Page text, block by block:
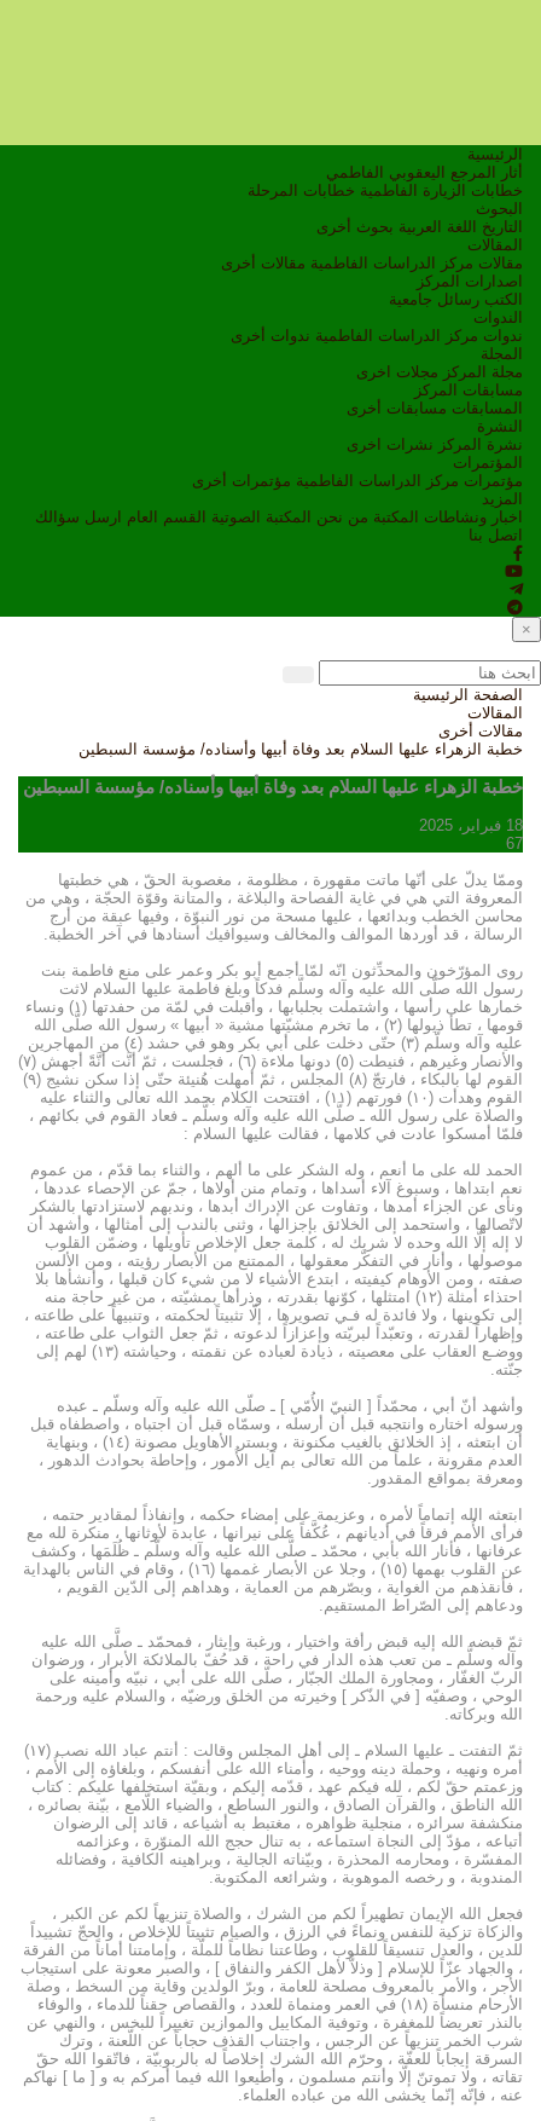
الرئيسية
أثار المرجع اليعقوبي الفاطمي
خطابات الزيارة الفاطمية خطابات المرحلة
البحوث
التاريخ
اللغة العربية بحوث أخرى
المقالات
مقالات مركز الدراسات الفاطمية مقالات أخرى
اصدارات المركز
الكتب رسائل جامعية
الندوات
ندوات مركز الدراسات الفاطمية ندوات أخرى
المجلة
مجلة المركز مجلات اخرى
مسابقات المركز
المسابقات مسابقات أخرى
النشرة
نشرة المركز نشرات اخرى
المؤتمرات
مؤتمرات مركز الدراسات الفاطمية مؤتمرات أخرى
المزيد
اخبار ونشاطات
المكتبة من نحن المكتبة الصوتية القسم العام ارسل سؤالك
اتصل بنا
×
الصفحة الرئيسية
المقالات
مقالات أخرى
خطبة الزهراء عليها السلام بعد وفاة أبيها وأسناده/ مؤسسة السبطين
خطبة الزهراء عليها السلام بعد وفاة أبيها وأسناده/ مؤسسة السبطين
18 فبراير، 2025
67
وممّا يدلّ على أنّها ماتت مقهورة ، مظلومة ، مغصوبة الحقّ ، هي خطبتها
المعروفة التي هي في غاية الفصاحة والبلاغة ، والمتانة وقوّة الحجّة ، وهي من
محاسن الخطب وبدائعها ، عليها مسحة من نور النبوّة ، وفيها عبقة من أرج
الرسالة ، قد أوردها الموالف والمخالف وسيوافيك أسنادها في آخر الخطبة.
روى المؤرّخون والمحدِّثون انّه لمّا أجمع أبو بكر وعمر على منع فاطمة بنت
رسول الله صلَّى الله عليه وآله وسلَّم فدكاً وبلغ فاطمة عليها السلام لاثت
خمارها على رأسها ، واشتملت بجلبابها ، وأقبلت في لمّة من حفدتها (۱) ونساء
قومها ، تطأ ذيولها (۲) ، ما تخرم مشيّتها مشية « أبيها » رسول الله صلَّى الله
عليه وآله وسلَّم (۳) حتّى دخلت على أبي بكر وهو في حشد (٤) من المهاجرين
والأنصار وغيرهم ، فنيطت (٥) دونها ملاءة (٦) ، فجلست ، ثمّ أنَّت أنَّةً أجهش (۷)
القوم لها بالبكاء ، فارتجّ (۸) المجلس ، ثمّ أمهلت هُنيئة حتّى إذا سكن نشيج (۹)
القوم وهدأت (۱۰) فورتهم (۱۱) ، افتتحت الكلام بحمد الله تعالى والثناء عليه
والصلاة على رسول الله ـ صلَّى الله عليه وآله وسلَّم ـ فعاد القوم في بكائهم ،
فلمّا أمسكوا عادت في كلامها ، فقالت عليها السلام :
الحمد لله على ما أنعم ، وله الشكر على ما ألهم ، والثناء بما قدّم ، من عموم
نعم ابتداها ، وسبوغ آلاء أسداها ، وتمام منن أولاها ، جمّ عن الإحصاء عددها ،
ونأى عن الجزاء أمدها ، وتفاوت عن الإدراك أبدها ، وندبهم لاستزادتها بالشكر
لاتّصالها ، واستحمد إلى الخلائق بإجزالها ، وثنى بالندب إلى أمثالها ، وأشهد أن
لا إله إلّا الله وحده لا شريك له ، كلمة جعل الإخلاص تأويلها ، وضمّن القلوب
موصولها ، وأنار في التفكّر معقولها ، الممتنع من الأبصار رؤيته ، ومن الألسن
صفته ، ومن الأوهام كيفيته ، ابتدع الأشياء لا من شيء كان قبلها ، وأنشأها بلا
احتذاء أمثلة (۱۲) امتثلها ، كوّنها بقدرته ، وذرأها بمشيّته ، من غير حاجة منه
إلى تكوينها ، ولا فائدة له فـي تصويرها ، إلّا تثبيتاً لحكمته ، وتنبيهاً على طاعته ،
وإظهاراً لقدرته ، وتعبّداً لبريّته وإعزازاً لدعوته ، ثمّ جعل الثواب على طاعته ،
ووضـع العقاب على معصيته ، ذيادة لعباده عن نقمته ، وحياشته (۱۳) لهم إلى
جنّته.
وأشهد أنّ أبي ، محمّداً [ النبيّ الأُمّي ] ـ صلّى الله عليه وآله وسلّم ـ عبده
ورسوله اختاره وانتجبه قبل أن أرسله ، وسمّاه قبل أن اجتباه ، واصطفاه قبل
أن ابتعثه ، إذ الخلائق بالغيب مكنونة ، وبستر الأهاويل مصونة (۱٤) ، وبنهاية
العدم مقرونة ، علماً من الله تعالى بم آيل الأُمور ، وإحاطة بحوادث الدهور ،
ومعرفة بمواقع المقدور.
ابتعثه الله إتماماً لأمره ، وعزيمة على إمضاء حكمه ، وإنفاذاً لمقادير حتمه ،
فرأى الأُمم فرقاً في أديانهم ، عُكَّفاً على نيرانها ، عابدة لأوثانها ، منكرة لله مع
عرفانها ، فأنار الله بأبي ، محمّد ـ صلَّى الله عليه وآله وسلَّم ـ ظُلَمَها ، وكشف
عن القلوب بهمها (۱٥) ، وجلا عن الأبصار غممها (۱٦) ، وقام في الناس بالهداية
، فأنقذهم من الغواية ، وبصّرهم من العماية ، وهداهم إلى الدّين القويم ،
ودعاهم إلى الصّراط المستقيم.
ثمّ قبضه الله إليه قبض رأفة واختيار ، ورغبة وإيثار ، فمحمّد ـ صلَّى الله عليه
وآله وسلَّم ـ من تعب هذه الدار في راحة ، قد حُفّ بالملائكة الأبرار ، ورضوان
الربّ الغفّار ، ومجاورة الملك الجبّار ، صلّى الله على أبي ، نبيّه وأمينه على
الوحي ، وصفيّه [ في الذّكر ] وخيرته من الخلق ورضيّه ، والسلام عليه ورحمة
الله وبركاته.
ثمّ التفتت ـ عليها السلام ـ إلى أهل المجلس وقالت : أنتم عباد الله نصب (۱۷)
أمره ونهيه ، وحملة دينه ووحيه ، وأُمناء الله على أنفسكم ، وبلغاؤه إلى الأُمم ،
وزعمتم حقّ لكم ، لله فيكم عهد ، قدّمه إليكم ، وبقيّة استخلفها عليكم : كتاب
الله الناطق ، والقرآن الصادق ، والنور الساطع ، والضياء اللّامع ، بيّنة بصائره ،
منكشفة سرائره ، منجلية ظواهره ، مغتبط به أشياعه ، قائد إلى الرضوان
أتباعه ، مؤدّ إلى النجاة استماعه ، به تنال حجج الله المنوّرة ، وعزائمه
المفسّرة ، ومحارمه المحذرة ، وبيّناته الجالية ، وبراهينه الكافية ، وفضائله
المندوبة ، و رخصه الموهوبة ، وشرائعه المكتوبة.
فجعل الله الإيمان تطهيراً لكم من الشرك ، والصلاة تنزيهاً لكم عن الكبر ،
والزكاة تزكية للنفس ونماءً في الرزق ، والصيام تثبيتاً للإخلاص ، والحجّ تشييداً
للدين ، والعدل تنسيقاً للقلوب ، وطاعتنا نظاماً للملّة ، وإمامتنا أماناً من الفرقة
، والجهاد عزّاً للإسلام [ وذلاًّ لأهل الكفر والنفاق ] ، والصبر معونة على استيجاب
الأجر ، والأمر بالمعروف مصلحة للعامة ، وبرّ الولدين وقاية من السخط ، وصلة
الأرحام منسأة (۱۸) في العمر ومنماة للعدد ، والقصاص حقناً للدماء ، والوفاء
بالنذر تعريضاً للمغفرة ، وتوفية المكاييل والموازين تغييراً للبخس ، والنهي عن
شرب الخمر تنزيهاً عن الرجس ، واجتناب القذف حجاباً عن اللّعنة ، وترك
السرقة إيجاباً للعفّة ، وحرّم الله الشرك إخلاصاً له بالربوبيّة ، فاتّقوا الله حقّ
تقاته ، ولا تموتنّ إلّا وأنتم مسلمون ، وأطيعوا الله فيما أمركم به و [ ما ] نهاكم
عنه ، فإنّه إنّما يخشى الله من عباده العلماء.